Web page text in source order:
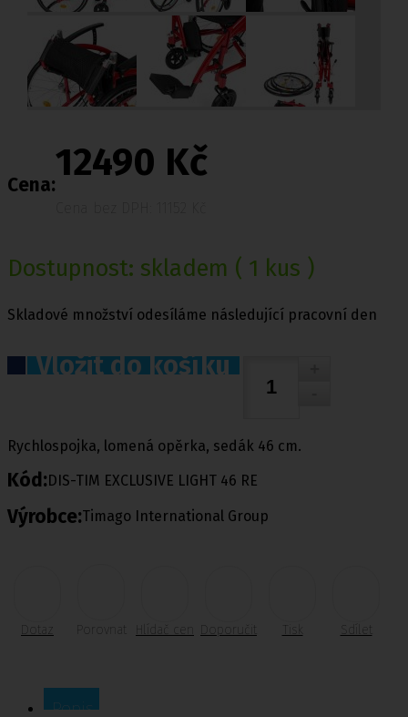
Cena:
12490 Kč
Dostupnost: skladem ( 1 kus )
Skladové množství odesíláme následující pracovní den
Vložit do košíku
Rychlospojka, lomená opěrka, sedák 46 cm.
Kód:DIS-TIM EXCLUSIVE LIGHT 46 RE
Výrobce:Timago International Group
Dotaz Porovnat Doporučit Tisk Sdílet
Popis